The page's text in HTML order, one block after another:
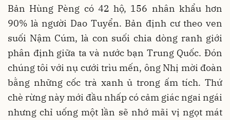
Bản Hùng Pèng có 42 hộ, 156 nhân khẩu hơn
90% là người Dao Tuyển. Bản định cư theo ven
suối Nậm Cúm, là con suối chia dòng ranh giới
phân định giữa ta và nước bạn Trung Quốc. Đón
chúng tôi với nụ cưới trìu mến, ông Nhị mời đoàn
bằng những cốc trà xanh ủ trong ấm tích. Thứ
chè rừng này mới đầu nhấp có cảm giác ngai ngái
nhưng chỉ uống một lần sẽ nhớ mãi vị ngọt mát